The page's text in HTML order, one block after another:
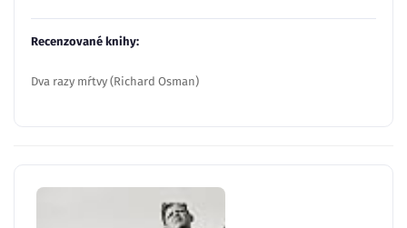
Recenzované knihy:
Dva razy mŕtvy (Richard Osman)